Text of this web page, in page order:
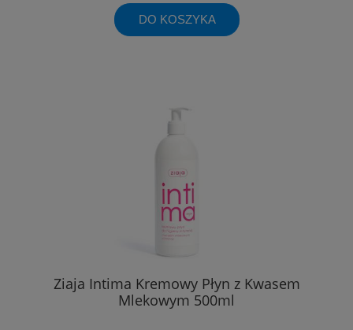
DO KOSZYKA
Ziaja Intima Kremowy Płyn z Kwasem
Mlekowym 500ml